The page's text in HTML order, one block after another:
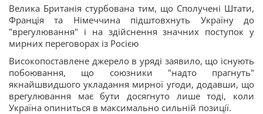
Велика Британія стурбована тим, що Сполучені Штати,
Франція та Німеччина підштовхнуть Україну до
"врегулювання" і на здійснення значних поступок у
мирних переговорах із Росією
Високопоставлене джерело в уряді заявило, що існують
побоювання, що союзники "надто прагнуть"
якнайшвидшого укладання мирної угоди, додавши, що
врегулювання має бути досягнуто лише тоді, коли
Україна опиниться в максимально сильній позиції.